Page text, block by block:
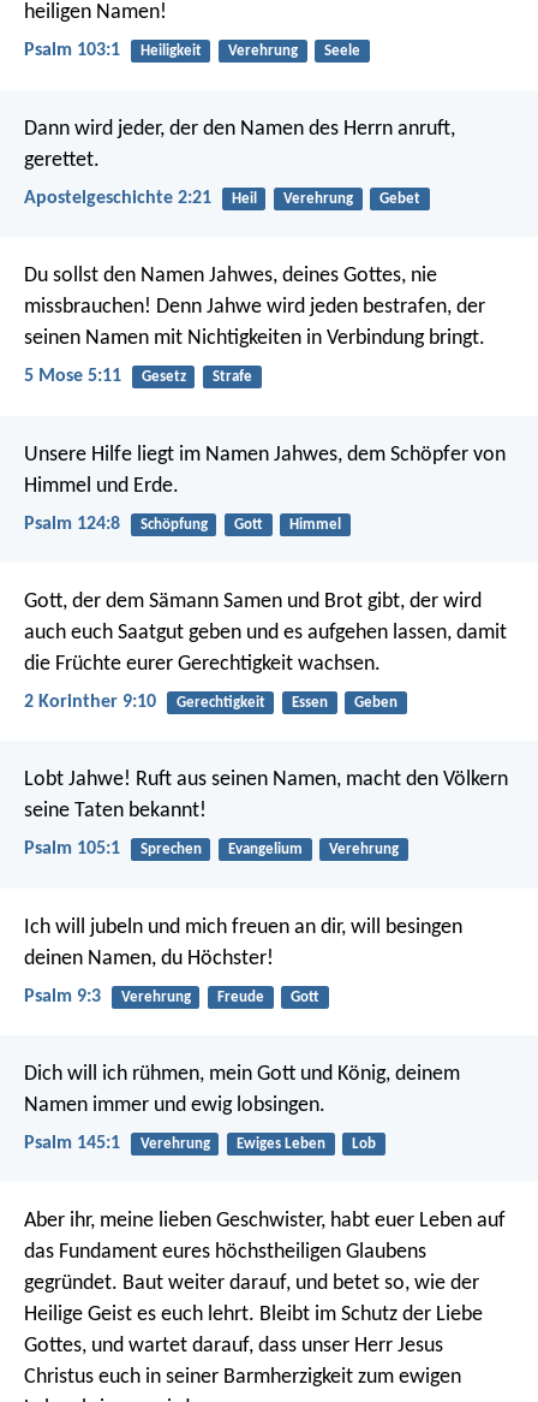
heiligen Namen!
Psalm 103:1 Heiligkeit Verehrung Seele
Dann wird jeder, der den Namen des Herrn anruft,
gerettet.
Apostelgeschichte 2:21 Heil Verehrung Gebet
Du sollst den Namen Jahwes, deines Gottes, nie
missbrauchen! Denn Jahwe wird jeden bestrafen, der
seinen Namen mit Nichtigkeiten in Verbindung bringt.
5 Mose 5:11 Gesetz Strafe
Unsere Hilfe liegt im Namen Jahwes, dem Schöpfer von
Himmel und Erde.
Psalm 124:8 Schöpfung Gott Himmel
Gott, der dem Sämann Samen und Brot gibt, der wird
auch euch Saatgut geben und es aufgehen lassen, damit
die Früchte eurer Gerechtigkeit wachsen.
2 Korinther 9:10 Gerechtigkeit Essen Geben
Lobt Jahwe! Ruft aus seinen Namen, macht den Völkern
seine Taten bekannt!
Psalm 105:1 Sprechen Evangelium Verehrung
Ich will jubeln und mich freuen an dir, will besingen
deinen Namen, du Höchster!
Psalm 9:3 Verehrung Freude Gott
Dich will ich rühmen, mein Gott und König, deinem
Namen immer und ewig lobsingen.
Psalm 145:1 Verehrung Ewiges Leben Lob
Aber ihr, meine lieben Geschwister, habt euer Leben auf
das Fundament eures höchstheiligen Glaubens
gegründet. Baut weiter darauf, und betet so, wie der
Heilige Geist es euch lehrt. Bleibt im Schutz der Liebe
Gottes, und wartet darauf, dass unser Herr Jesus
Christus euch in seiner Barmherzigkeit zum ewigen